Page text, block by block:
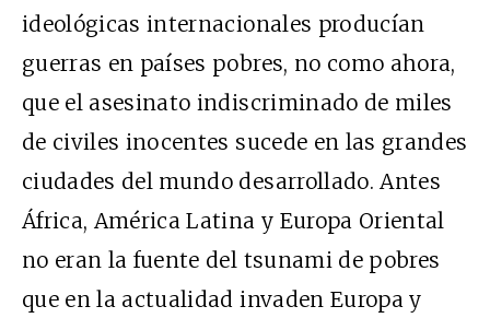
ideológicas internacionales producían
guerras en países pobres, no como ahora,
que el asesinato indiscriminado de miles
de civiles inocentes sucede en las grandes
ciudades del mundo desarrollado. Antes
África, América Latina y Europa Oriental
no eran la fuente del tsunami de pobres
que en la actualidad invaden Europa y